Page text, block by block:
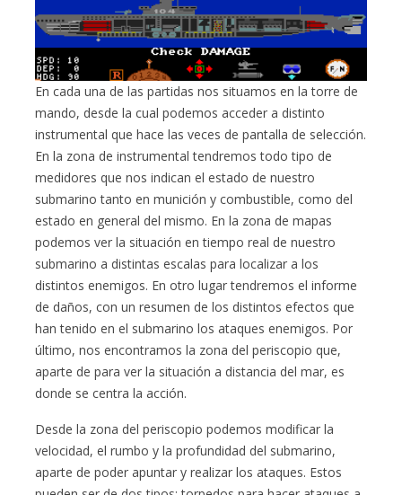
En cada una de las partidas nos situamos en la torre de
mando, desde la cual podemos acceder a distinto
instrumental que hace las veces de pantalla de selección.
En la zona de instrumental tendremos todo tipo de
medidores que nos indican el estado de nuestro
submarino tanto en munición y combustible, como del
estado en general del mismo. En la zona de mapas
podemos ver la situación en tiempo real de nuestro
submarino a distintas escalas para localizar a los
distintos enemigos. En otro lugar tendremos el informe
de daños, con un resumen de los distintos efectos que
han tenido en el submarino los ataques enemigos. Por
último, nos encontramos la zona del periscopio que,
aparte de para ver la situación a distancia del mar, es
donde se centra la acción.
Desde la zona del periscopio podemos modificar la
velocidad, el rumbo y la profundidad del submarino,
aparte de poder apuntar y realizar los ataques. Estos